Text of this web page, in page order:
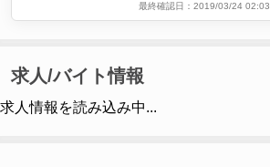
最終確認日：2019/03/24 02:03
求人/バイト情報
求人情報を読み込み中...